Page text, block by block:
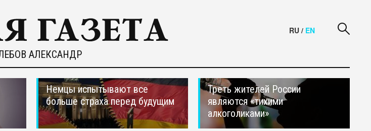
АЛЕКСАНДР
RU / EN
Немцы испытывают все
больше страха перед будущим
Треть жителей России
являются «тихими
алкоголиками»